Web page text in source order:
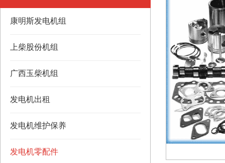
康明斯发电机组
上柴股份机组
广西玉柴机组
发电机出租
发电机维护保养
发电机零配件